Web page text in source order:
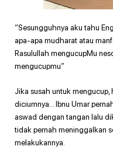
“Sesungguhnya aku tahu
apa-apa mudharat atau
Rasulullah mengucupMu
mengucupmu”
Jika susah untuk
diciumnya… Ibnu Umar
aswad dengan tangan lalu
tidak pernah meninggalkan
melakukannya.